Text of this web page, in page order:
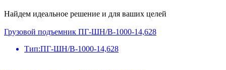
Найдем идеальное решение и для ваших целей
Грузовой подъемник ПГ-ШН/В-1000-14,628
Тип:ПГ-ШН/В-1000-14,628